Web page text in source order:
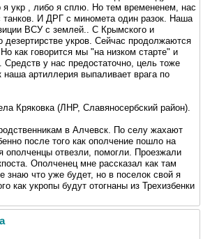
я укр , либо я сплю. Но тем времененем, нас
танков. И ДРГ с миномета один разок. Наша
ВСУ с землей.. С Крымского и
дезертирстве укров. Сейчас продолжаются
как говорится мы "на низком старте" и
у нас предостаточно, цель тоже
артиллерия выпаливает врага по
Кряковка (ЛНР, Славяносербский район).
в Алчевск. По селу жахают
после того как ополчение пошло на
ополченцы отвезли, помогли. Проезжали
Ополченец мне рассказал как там
знаю что уже будет, но в поселок свой я
как укропы будут отогнаны из Трехизбенки